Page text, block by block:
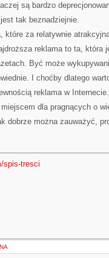
są bardzo
tak beznadziejnie.
za relatywnie
reklama to ta, która
Być może
I choćby dlatego
reklama w
dla pragnących o
dobrze można zauważyć,
spis-tresci